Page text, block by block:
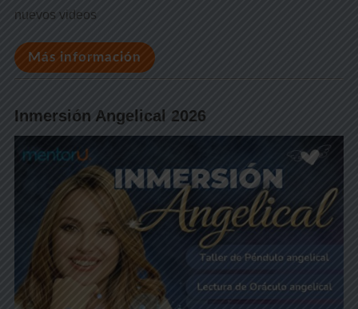
nuevos videos
Más información
Inmersión Angelical 2026